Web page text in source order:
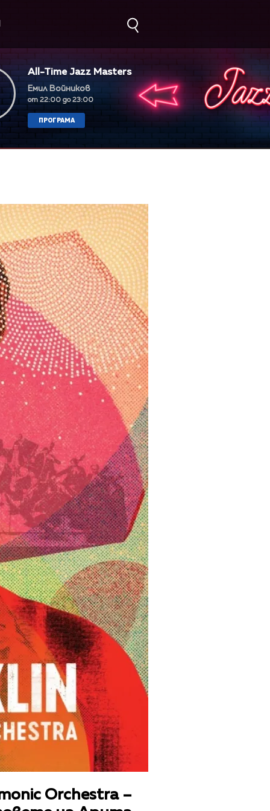
All-Time Jazz Masters
Емил Войников
от 22:00 до 23:00
ПРОГРАМА
Orchestra –